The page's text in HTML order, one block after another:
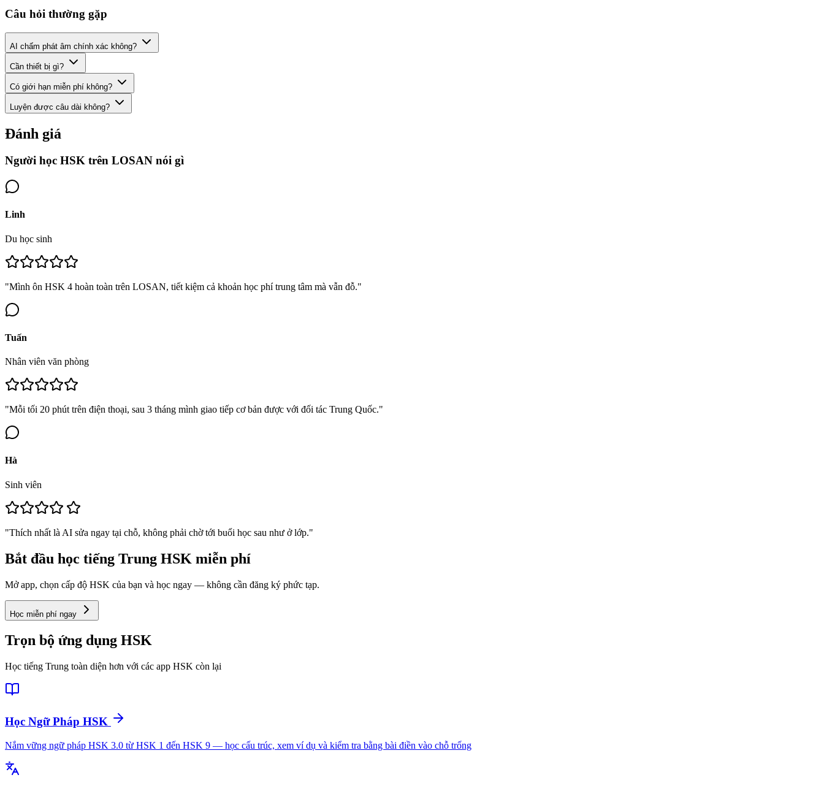
Câu hỏi thường gặp
AI chấm phát âm chính xác không?
Cần thiết bị gì?
Có giới hạn miễn phí không?
Luyện được câu dài không?
Đánh giá
Người học HSK trên LOSAN nói gì
Linh
Du học sinh
"Mình ôn HSK 4 hoàn toàn trên LOSAN, tiết kiệm cả khoản học phí trung tâm mà vẫn đỗ."
Tuấn
Nhân viên văn phòng
"Mỗi tối 20 phút trên điện thoại, sau 3 tháng mình giao tiếp cơ bản được với đối tác Trung Quốc."
Hà
Sinh viên
"Thích nhất là AI sửa ngay tại chỗ, không phải chờ tới buổi học sau như ở lớp."
Bắt đầu học tiếng Trung HSK miễn phí
Mở app, chọn cấp độ HSK của bạn và học ngay — không cần đăng ký phức tạp.
Học miễn phí ngay
Trọn bộ ứng dụng HSK
Học tiếng Trung toàn diện hơn với các app HSK còn lại
Học Ngữ Pháp HSK
Nắm vững ngữ pháp HSK 3.0 từ HSK 1 đến HSK 9 — học cấu trúc, xem ví dụ và kiểm tra bằng bài điền vào chỗ trống